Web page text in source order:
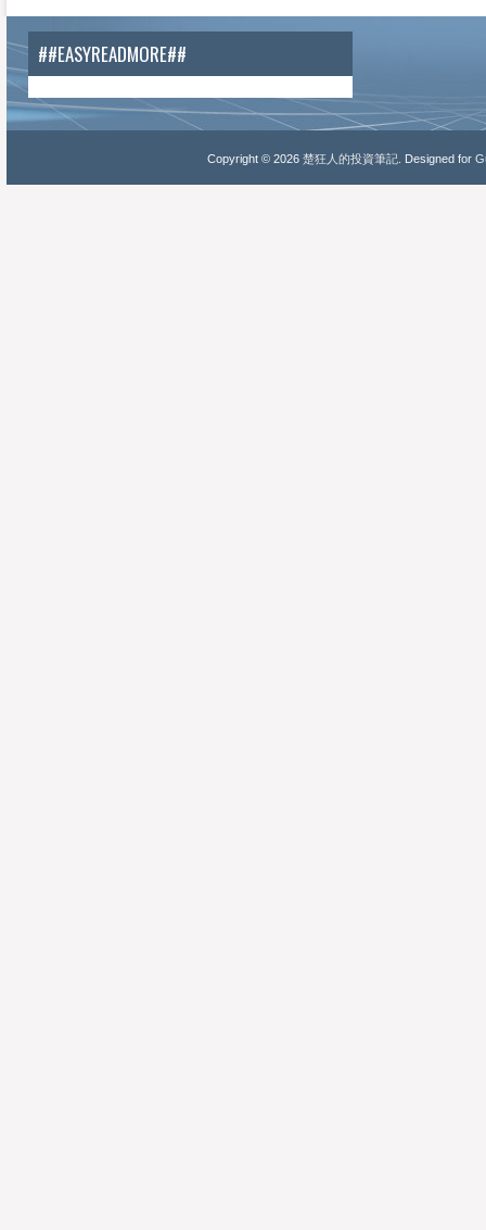
##EASYREADMORE##
Copyright © 2026 楚狂人的投資筆記. Designed for